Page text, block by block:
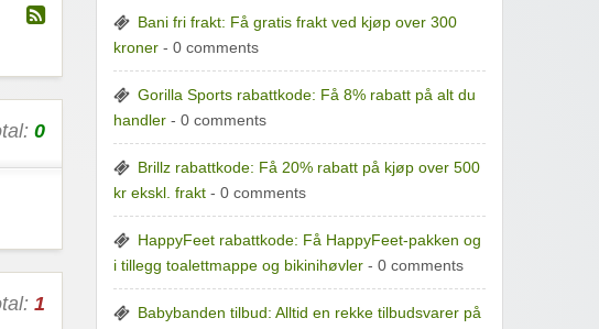
0
1
Bani fri frakt: Få gratis frakt ved kjøp over 300
kroner - 0 comments
Gorilla Sports rabattkode: Få 8% rabatt på alt du
handler - 0 comments
Brillz rabattkode: Få 20% rabatt på kjøp over 500
kr ekskl. frakt - 0 comments
HappyFeet rabattkode: Få HappyFeet-pakken og
i tillegg toalettmappe og bikinihøvler - 0 comments
Babybanden tilbud: Alltid en rekke tilbudsvarer på